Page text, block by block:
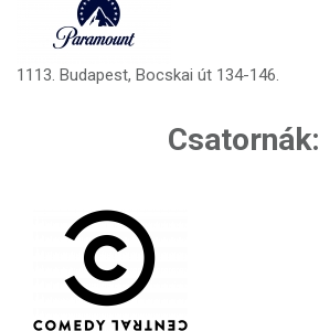
1113. Budapest, Bocskai út 134-146.
Csatornák: